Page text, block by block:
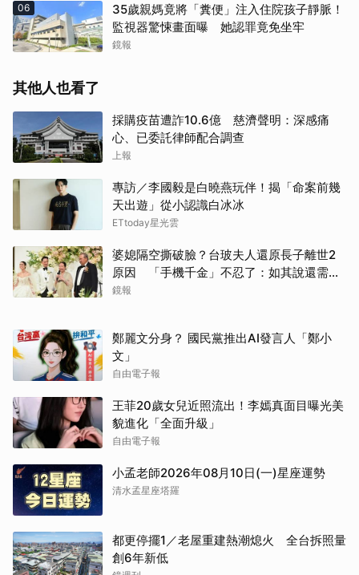
06
35歲親媽竟將「糞便」注入住院孩子靜脈！
監視器驚悚畫面曝 她認罪竟免坐牢
鏡報
其他人也看了
採購疫苗遭詐10.6億 慈濟聲明：深感痛
心、已委託律師配合調查
上報
專訪／李國毅是白曉燕玩伴！揭「命案前幾
天出遊」從小認識白冰冰
ETtoday星光雲
婆媳隔空撕破臉？台玻夫人還原長子離世2
原因 「手機千金」不忍了：如其說還需要
離開嗎？
鏡報
鄭麗文分身？ 國民黨推出AI發言人「鄭小
文」
自由電子報
王菲20歲女兒近照流出！李嫣真面目曝光美
貌進化「全面升級」
自由電子報
小孟老師2026年08月10日(一)星座運勢
清水孟星座塔羅
都更停擺1／老屋重建熱潮熄火 全台拆照量
創6年新低